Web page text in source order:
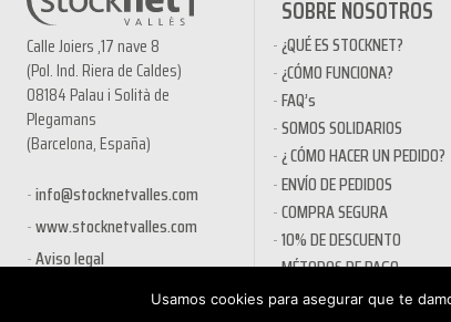
Calle Joiers ,17 nave 8
(Pol. Ind. Riera de Caldes)
08184 Palau i Solità de
Plegamans
(Barcelona, España)
info@stocknetvalles.com
www.stocknetvalles.com
Aviso legal
SOBRE NOSOTROS
¿QUÉ ES STOCKNET?
¿CÓMO FUNCIONA?
FAQ’s
SOMOS SOLIDARIOS
¿ CÓMO HACER UN PEDIDO?
ENVÍO DE PEDIDOS
COMPRA SEGURA
10% DE DESCUENTO
MÉTODOS DE PAGO
PRODUCTOS EN OFERTA
Usamos cookies para asegurar que te